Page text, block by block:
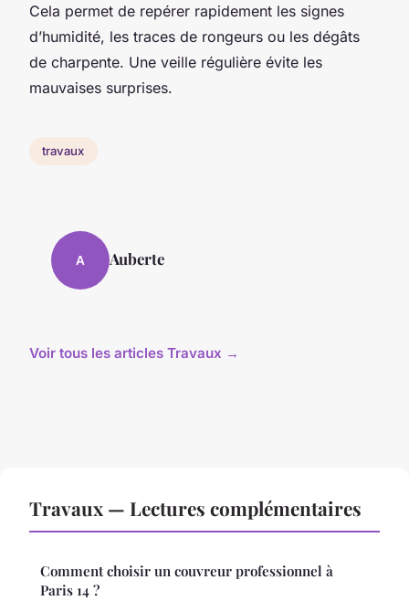
Cela permet de repérer rapidement les signes
d’humidité, les traces de rongeurs ou les dégâts
de charpente. Une veille régulière évite les
mauvaises surprises.
travaux
A Auberte
Voir tous les articles Travaux →
Travaux — Lectures complémentaires
Comment choisir un couvreur professionnel à
Paris 14 ?